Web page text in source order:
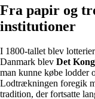
Fra papir og
institutioner
I 1800-tallet blev
Danmark blev Det
man kunne købe lodder
Lodtrækningen foregik
tradition, der fortsatte